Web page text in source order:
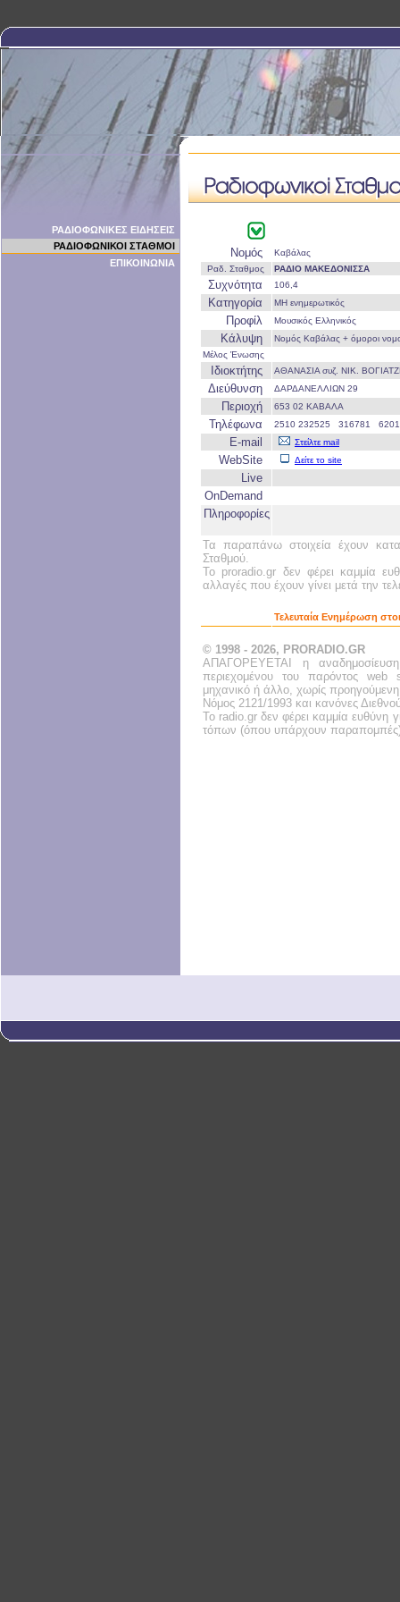
ΡΑΔΙΟΦΩΝΙΚΕΣ ΕΙΔΗΣΕΙΣ
ΡΑΔΙΟΦΩΝΙΚΟΙ ΣΤΑΘΜΟΙ
ΕΠΙΚΟΙΝΩΝΙΑ
Νομός
Καβάλας
Ραδ. Σταθμος
ΡΑΔΙΟ ΜΑΚΕΔΟΝΙΣΣΑ
Συχνότητα 106,4
Κατηγορία ΜΗ ενημερωτικός
Προφίλ Μουσικός Ελληνικός
Κάλυψη
Νομός Καβάλας + όμοροι
Μέλος Ένωσης
Ιδιοκτήτης ΑΘΑΝΑΣΙΑ συζ. ΝΙΚ.
Διεύθυνση ΔΑΡΔΑΝΕΛΛΙΩΝ 29
Περιοχή 653 02 ΚΑΒΑΛΑ
Τηλέφωνα 2510 232525 316781
E-mail Στείλτε mail
WebSite Δείτε το site
Live
OnDemand
Πληροφορίες
Τα παραπάνω στοιχεία έχουν
Σταθμού.
Το proradio.gr δεν φέρει καμμία
αλλαγές που έχουν γίνει μετά την
Τελευταία Ενημέρωση
© 1998 - 2026, PRORADIO.GR
ΑΠΑΓΟΡΕΥΕΤΑΙ η
περιεχομένου του παρόντος web
μηχανικό ή άλλο, χωρίς
Νόμος 2121/1993 και κανόνες
Το radio.gr δεν φέρει καμμία ευθύνη
τόπων (όπου υπάρχουν